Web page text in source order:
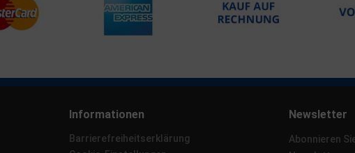
Informationen
Barrierefreiheitserklärung
Newsletter
Abonnieren